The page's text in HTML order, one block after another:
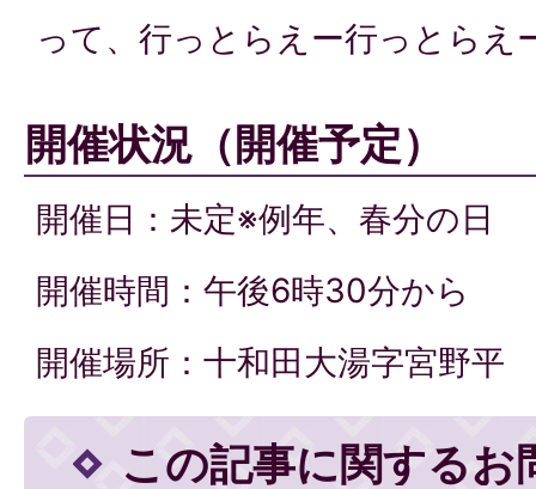
って、行っとらえー行っとらえ
開催状況（開催予定）
開催日：未定※例年、春分の日
開催時間：午後6時30分から
開催場所：十和田大湯字宮野平
この記事に関するお